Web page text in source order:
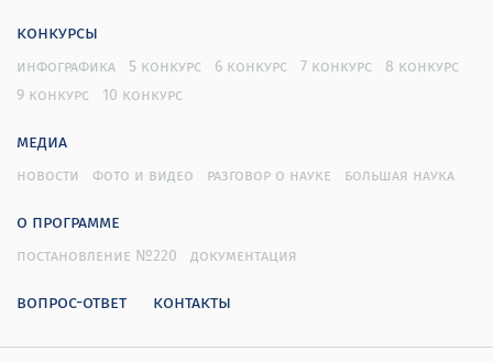
конкурсы
инфографика 5 конкурс 6 конкурс 7 конкурс
8 конкурс
9 конкурс
10 конкурс
медиа
новости фото и видео разговор о науке большая наука
о программе
постановление №220 документация
вопрос-ответ контакты